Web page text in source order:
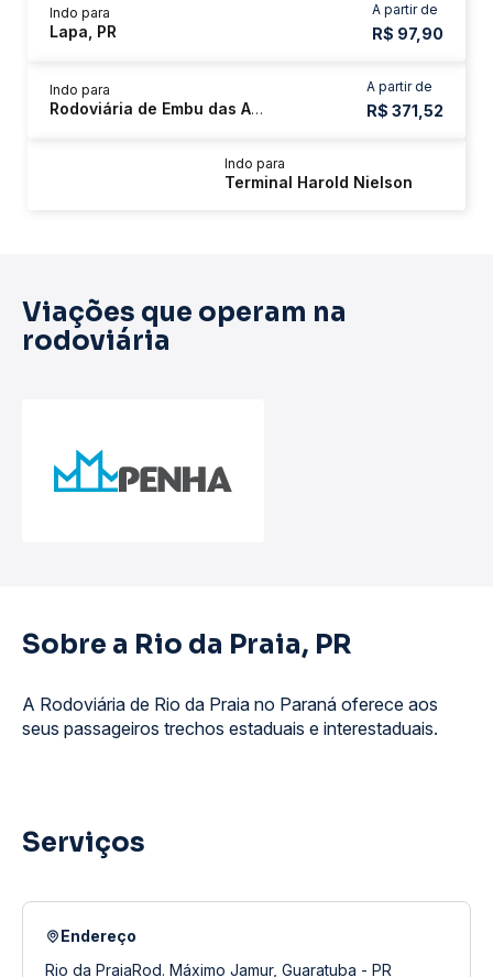
A partir de
R$ 97,90
Indo para
Lapa, PR
A partir de
R$ 371,52
Indo para
Rodoviária de Embu das Artes
Indo para
Terminal Harold Nielson
Viações que operam na
rodoviária
Sobre a Rio da Praia, PR
A Rodoviária de Rio da Praia no Paraná oferece aos
seus passageiros trechos estaduais e interestaduais.
Serviços
Endereço
Rio da PraiaRod. Máximo Jamur, Guaratuba - PR